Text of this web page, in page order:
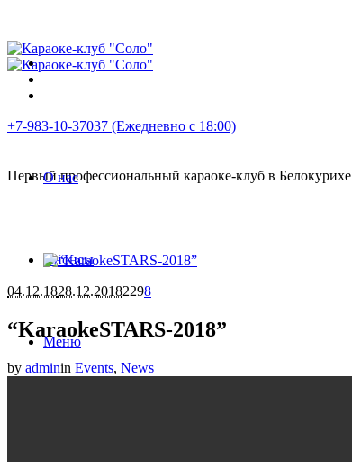
+7-983-10-37037 (Ежедневно с 18:00)
Первый профессиональный караоке-клуб в Белокурихе
О нас
Анонсы
Меню
04.12.1828.12.20182298
“KaraokeSTARS-2018”
by adminin Events, News